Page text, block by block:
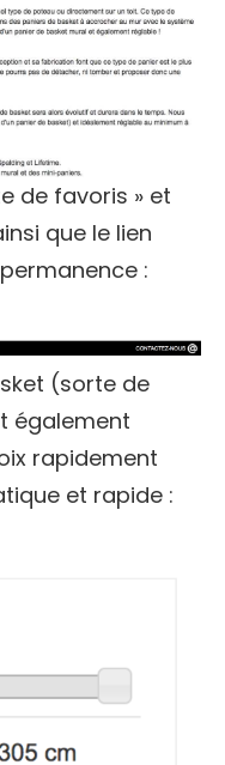
de favoris » et
que le lien
:
(sorte de
également
rapidement
et rapide :